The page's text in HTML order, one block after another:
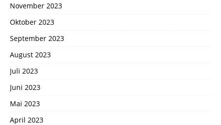
November 2023
Oktober 2023
September 2023
August 2023
Juli 2023
Juni 2023
Mai 2023
April 2023